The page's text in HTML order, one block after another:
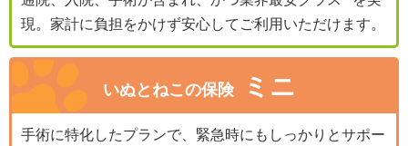
現。家計に負担をかけず安心してご利用いただけます。
いぬとねこの保険 ミニ
手術に特化したプランで、緊急時にもしっかりとサポー